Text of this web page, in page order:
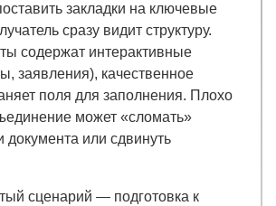
закладки на ключевые
сразу видит структуру.
содержат интерактивные
заявления), качественное
поля для заполнения. Плохо
может «сломать»
документа или сдвинуть
сценарий — подготовка к